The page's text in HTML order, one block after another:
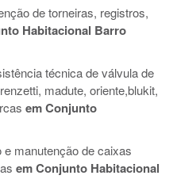
de torneiras, registros,
Habitacional Barro
técnica de válvula de
madute, oriente,blukit,
em Conjunto
manutenção de caixas
em Conjunto Habitacional